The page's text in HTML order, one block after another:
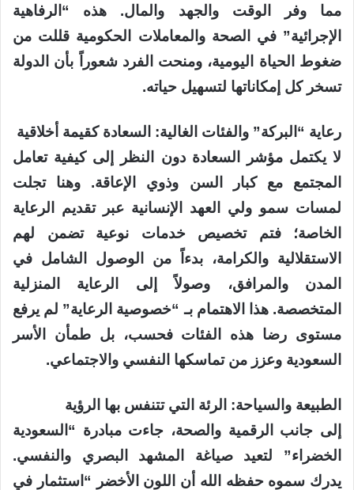
مما وفر الوقت والجهد والمال. هذه “الرفاهية
الإجرائية” في الصحة والمعاملات الحكومية قللت من
ضغوط الحياة اليومية، ومنحت الفرد شعوراً بأن الدولة
تسخر كل إمكاناتها لتسهيل حياته.
رعاية “البركة” والفئات الغالية: السعادة كقيمة أخلاقية
لا يكتمل مؤشر السعادة دون النظر إلى كيفية تعامل
المجتمع مع كبار السن وذوي الإعاقة. وهنا تجلت
لمسات سمو ولي العهد الإنسانية عبر تقديم الرعاية
الخاصة؛ فتم تخصيص خدمات نوعية تضمن لهم
الاستقلالية والكرامة، بدءاً من الوصول الشامل في
المدن والمرافق، وصولاً إلى الرعاية المنزلية
المتخصصة. هذا الاهتمام بـ “خصوصية الرعاية” لم يرفع
مستوى رضا هذه الفئات فحسب، بل طمأن الأسر
السعودية وعزز من تماسكها النفسي والاجتماعي.
الطبيعة والسياحة: الرئة التي تتنفس بها الرؤية
إلى جانب الرقمية والصحة، جاءت مبادرة “السعودية
الخضراء” لتعيد صياغة المشهد البصري والنفسي.
يدرك سموه حفظه الله أن اللون الأخضر “استثمار في